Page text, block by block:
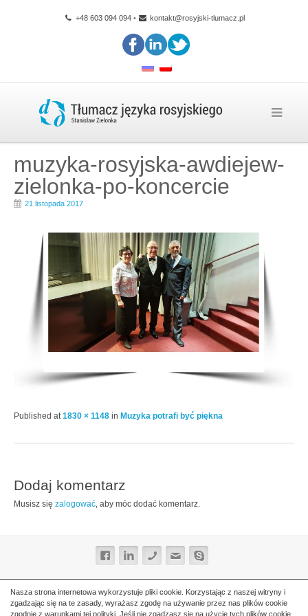
Nasza strona internetowa wykorzystuje pliki cookie. Korzystając z naszej witryny i
zgadzając się na te zasady, wyrażasz zgodę na używanie przez nas plików cookie
zgodnie z warunkami tej polityki. Jeśli nie zgadzasz się na użycie tych plików cookie,
+48 603 094 094• kontakt@rosyjski-tlumacz.pl
muzyka-rosyjska-awdiejew-
zielonka-po-koncercie
21 listopada 2017
Published at1830 × 1148 in Muzyka potrafi być piękna
Dodaj komentarz
Musisz się zalogować, aby móc dodać komentarz.